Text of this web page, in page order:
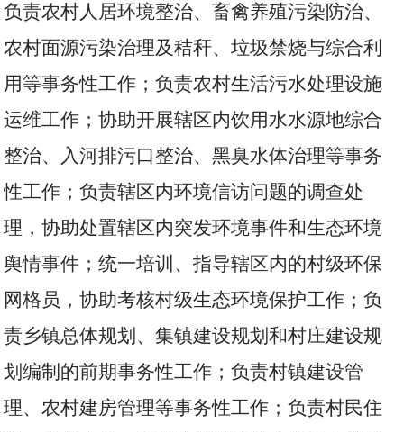
负责农村人居环境整治、畜禽养殖污染防治、
农村面源污染治理及秸秆、垃圾禁烧与综合利
用等事务性工作；负责农村生活污水处理设施
运维工作；协助开展辖区内饮用水水源地综合
整治、入河排污口整治、黑臭水体治理等事务
性工作；负责辖区内环境信访问题的调查处
理，协助处置辖区内突发环境事件和生态环境
舆情事件；统一培训、指导辖区内的村级环保
网格员，协助考核村级生态环境保护工作；负
责乡镇总体规划、集镇建设规划和村庄建设规
划编制的前期事务性工作；负责村镇建设管
理、农村建房管理等事务性工作；负责村民住